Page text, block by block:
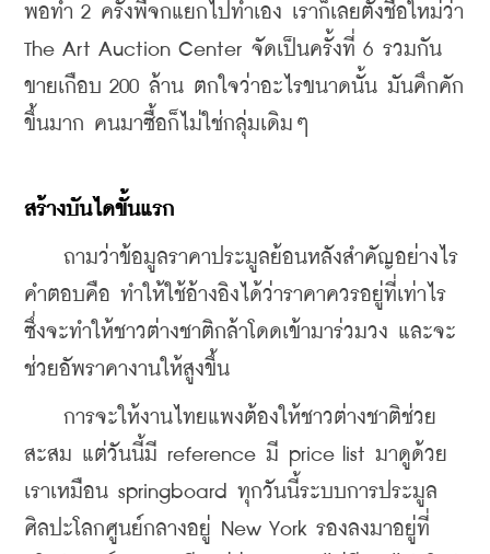
พอทำ 2 ครั้งพี่จกแยกไปทำเอง เราก็เลยตั้งชื่อใหม่ว่า
The Art Auction Center จัดเป็นครั้งที่ 6 รวมกัน
ขายเกือบ 200 ล้าน ตกใจว่าอะไรขนาดนั้น มันคึกคัก
ขึ้นมาก คนมาซื้อก็ไม่ใช่กลุ่มเดิมๆ
สร้างบันไดขั้นแรก
ถามว่าข้อมูลราคาประมูลย้อนหลังสำคัญอย่างไร
คำตอบคือ ทำให้ใช้อ้างอิงได้ว่าราคาควรอยู่ที่เท่าไร
ซึ่งจะทำให้ชาวต่างชาติกล้าโดดเข้ามาร่วมวง และจะ
ช่วยอัพราคางานให้สูงขึ้น
การจะให้งานไทยแพงต้องให้ชาวต่างชาติช่วย
สะสม แต่วันนี้มี reference มี price list มาดูด้วย
เราเหมือน springboard ทุกวันนี้ระบบการประมูล
ศิลปะโลกศูนย์กลางอยู่ New York รองลงมาอยู่ที่